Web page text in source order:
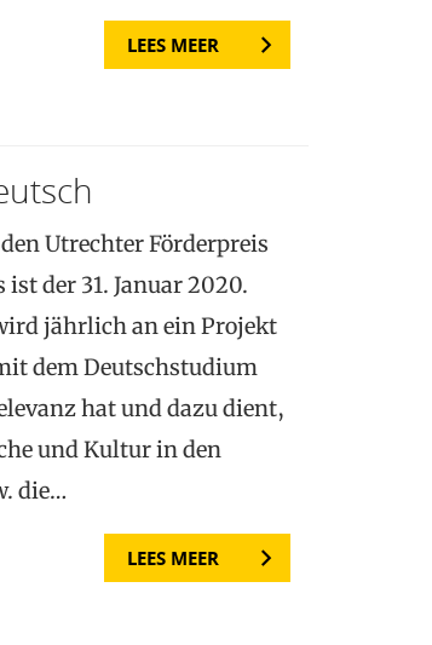
LEES MEER
Utrechter Förderpreis
der 31. Januar 2020.
jährlich an ein Projekt
dem Deutschstudium
hat und dazu dient,
und Kultur in den
die…
LEES MEER